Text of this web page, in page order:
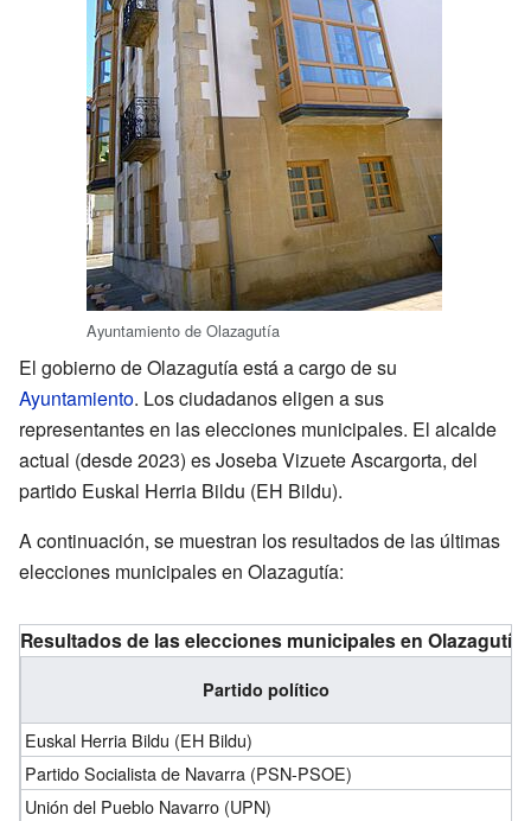
Ayuntamiento de Olazagutía
El gobierno de Olazagutía está a cargo de su
Ayuntamiento. Los ciudadanos eligen a sus
representantes en las elecciones municipales. El alcalde
actual (desde 2023) es Joseba Vizuete Ascargorta, del
partido Euskal Herria Bildu (EH Bildu).
A continuación, se muestran los resultados de las últimas
elecciones municipales en Olazagutía:
Resultados de las elecciones municipales en Olazagutía
Partido político
Euskal Herria Bildu (EH Bildu)
Partido Socialista de Navarra (PSN-PSOE)
Unión del Pueblo Navarro (UPN)